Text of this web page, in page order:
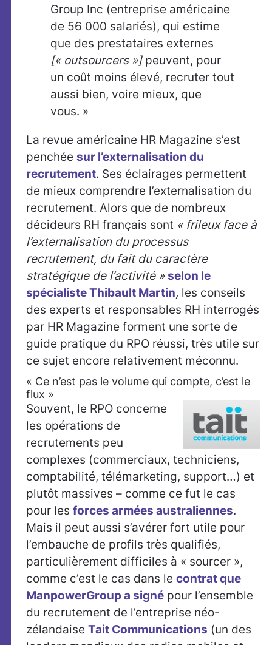
Group Inc (entreprise américaine
de 56 000 salariés), qui estime
que des prestataires externes
[« outsourcers »]peuvent, pour
un coût moins élevé, recruter tout
aussi bien, voire mieux, que
vous. »
La revue américaine HR Magazine s’est
penchée sur l’externalisation du
recrutement. Ses éclairages permettent
de mieux comprendre l’externalisation du
recrutement. Alors que de nombreux
décideurs RH français sont « frileux face à
l’externalisation du processus
recrutement, du fait du caractère
stratégique de l’activité »selon le
spécialiste Thibault Martin, les conseils
des experts et responsables RH interrogés
par HR Magazine forment une sorte de
guide pratique du RPO réussi, très utile sur
ce sujet encore relativement méconnu.
« Ce n’est pas le volume qui compte, c’est le
flux »
Souvent, le RPO concerne
les opérations de
recrutements peu
complexes (commerciaux, techniciens,
comptabilité, télémarketing, support…) et
plutôt massives – comme ce fut le cas
pour les forces armées australiennes.
Mais il peut aussi s’avérer fort utile pour
l’embauche de profils très qualifiés,
particulièrement difficiles à « sourcer »,
comme c’est le cas dans le contrat que
ManpowerGroup a signé pour l’ensemble
du recrutement de l’entreprise néo-
zélandaise Tait Communications (un des